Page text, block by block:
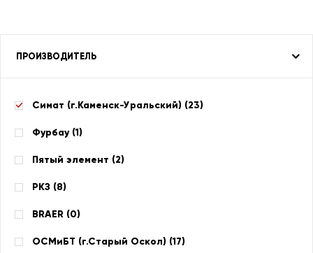
ПРОИЗВОДИТЕЛЬ
Симат (г.Каменск-Уральский) (23)
Фурбау (1)
Пятый элемент (2)
РКЗ (8)
BRAER (0)
ОСМиБТ (г.Старый Оскол) (17)